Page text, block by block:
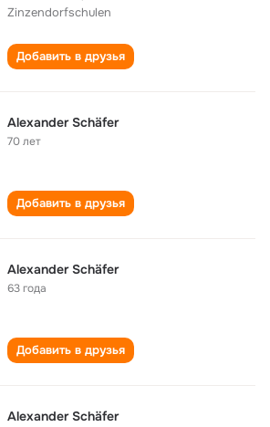
Zinzendorfschulen
Добавить в друзья
Alexander Schäfer
70 лет
Добавить в друзья
Alexander Schäfer
63 года
Добавить в друзья
Alexander Schäfer